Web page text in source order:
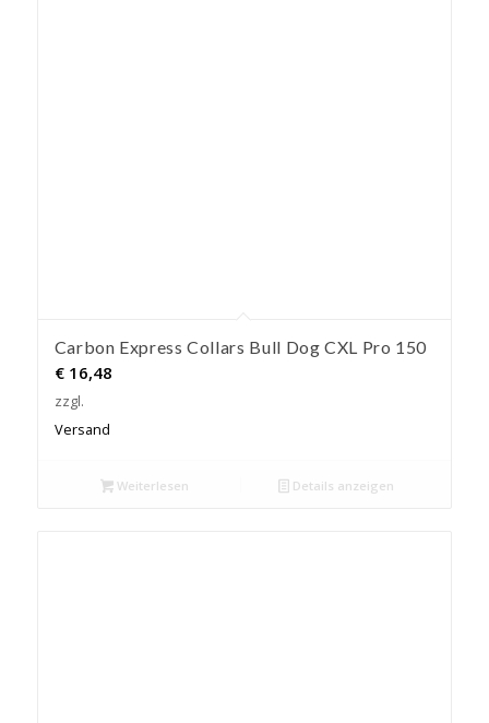
Carbon Express Collars Bull Dog CXL Pro 150
€16,48
zzgl.
Versand
Weiterlesen Details anzeigen